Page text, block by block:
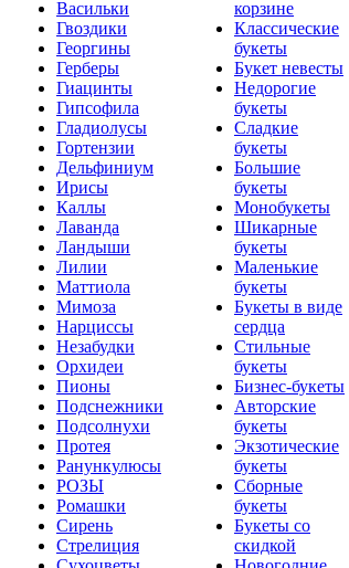
Васильки
Гвоздики
Георгины
Герберы
Гиацинты
Гипсофила
Гладиолусы
Гортензии
Дельфиниум
Ирисы
Каллы
Лаванда
Ландыши
Лилии
Маттиола
Мимоза
Нарциссы
Незабудки
Орхидеи
Пионы
Подснежники
Подсолнухи
Протея
Ранункулюсы
РОЗЫ
Ромашки
Сирень
Стрелиция
корзине
Классические
букеты
Букет невесты
Недорогие
букеты
Сладкие
букеты
Большие
букеты
Монобукеты
Шикарные
букеты
Маленькие
букеты
Букеты в виде
сердца
Стильные
букеты
Бизнес-букеты
Авторские
букеты
Экзотические
букеты
Сборные
букеты
Букеты со
скидкой